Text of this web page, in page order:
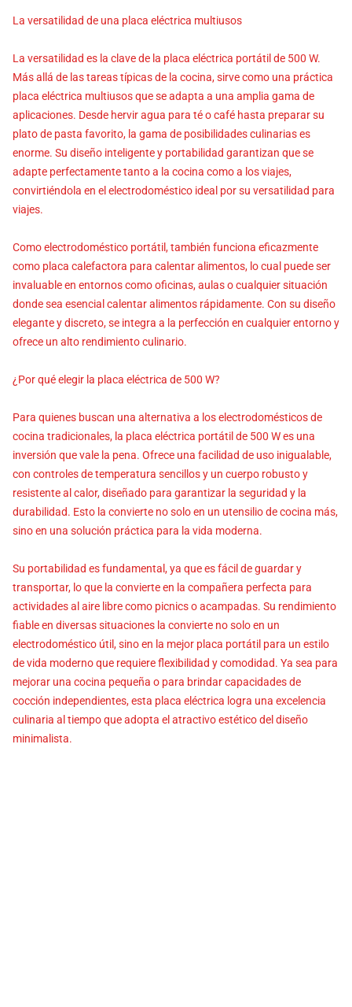
La versatilidad de una placa eléctrica multiusos
La versatilidad es la clave de la placa eléctrica portátil de 500 W.
Más allá de las tareas típicas de la cocina, sirve como una práctica
placa eléctrica multiusos que se adapta a una amplia gama de
aplicaciones. Desde hervir agua para té o café hasta preparar su
plato de pasta favorito, la gama de posibilidades culinarias es
enorme. Su diseño inteligente y portabilidad garantizan que se
adapte perfectamente tanto a la cocina como a los viajes,
convirtiéndola en el electrodoméstico ideal por su versatilidad para
viajes.
Como electrodoméstico portátil, también funciona eficazmente
como placa calefactora para calentar alimentos, lo cual puede ser
invaluable en entornos como oficinas, aulas o cualquier situación
donde sea esencial calentar alimentos rápidamente. Con su diseño
elegante y discreto, se integra a la perfección en cualquier entorno y
ofrece un alto rendimiento culinario.
¿Por qué elegir la placa eléctrica de 500 W?
Para quienes buscan una alternativa a los electrodomésticos de
cocina tradicionales, la placa eléctrica portátil de 500 W es una
inversión que vale la pena. Ofrece una facilidad de uso inigualable,
con controles de temperatura sencillos y un cuerpo robusto y
resistente al calor, diseñado para garantizar la seguridad y la
durabilidad. Esto la convierte no solo en un utensilio de cocina más,
sino en una solución práctica para la vida moderna.
Su portabilidad es fundamental, ya que es fácil de guardar y
transportar, lo que la convierte en la compañera perfecta para
actividades al aire libre como picnics o acampadas. Su rendimiento
fiable en diversas situaciones la convierte no solo en un
electrodoméstico útil, sino en la mejor placa portátil para un estilo
de vida moderno que requiere flexibilidad y comodidad. Ya sea para
mejorar una cocina pequeña o para brindar capacidades de
cocción independientes, esta placa eléctrica logra una excelencia
culinaria al tiempo que adopta el atractivo estético del diseño
minimalista.